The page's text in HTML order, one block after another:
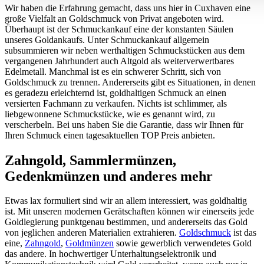
Wir haben die Erfahrung gemacht, dass uns hier in Cuxhaven eine
große Vielfalt an Goldschmuck von Privat angeboten wird.
Überhaupt ist der Schmuckankauf eine der konstanten Säulen
unseres Goldankaufs. Unter Schmuckankauf allgemein
subsummieren wir neben werthaltigen Schmuckstücken aus dem
vergangenen Jahrhundert auch Altgold als weiterverwertbares
Edelmetall. Manchmal ist es ein schwerer Schritt, sich von
Goldschmuck zu trennen. Andererseits gibt es Situationen, in denen
es geradezu erleichternd ist, goldhaltigen Schmuck an einen
versierten Fachmann zu verkaufen. Nichts ist schlimmer, als
liebgewonnene Schmuckstücke, wie es genannt wird, zu
verscherbeln. Bei uns haben Sie die Garantie, dass wir Ihnen für
Ihren Schmuck einen tagesaktuellen TOP Preis anbieten.
Zahngold, Sammlermünzen,
Gedenkmünzen und anderes mehr
Etwas lax formuliert sind wir an allem interessiert, was goldhaltig
ist. Mit unseren modernen Gerätschaften können wir einerseits jede
Goldlegierung punktgenau bestimmen, und andererseits das Gold
von jeglichen anderen Materialien extrahieren. Goldschmuck ist das
eine, Zahngold, Goldmünzen sowie gewerblich verwendetes Gold
das andere. In hochwertiger Unterhaltungselektronik und